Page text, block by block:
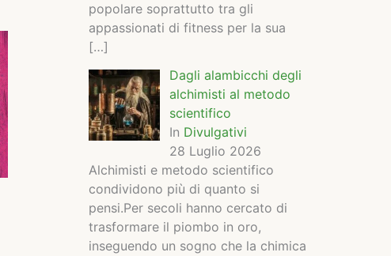
popolare soprattutto tra gli
appassionati di fitness per la sua
[…]
Dagli alambicchi degli
alchimisti al metodo
scientifico
In Divulgativi
28 Luglio 2026
Alchimisti e metodo scientifico
condividono più di quanto si
pensi.Per secoli hanno cercato di
trasformare il piombo in oro,
inseguendo un sogno che la chimica